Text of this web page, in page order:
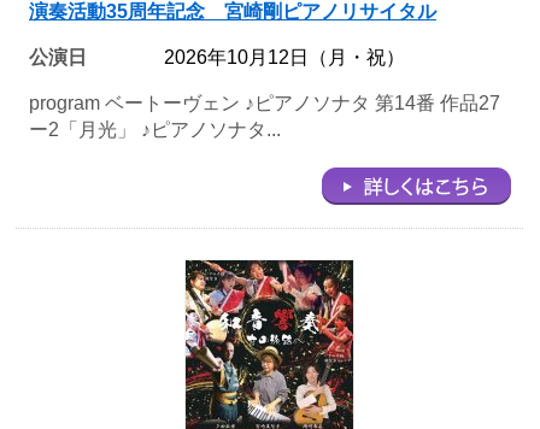
演奏活動35周年記念 宮崎剛ピアノリサイタル
公演日 2026年10月12日（月・祝）
program ベートーヴェン ♪ピアノソナタ 第14番 作品27
ー2「月光」 ♪ピアノソナタ...